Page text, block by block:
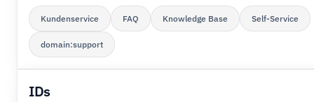
Kundenservice FAQ Knowledge Base Self-Service
domain:support
IDs